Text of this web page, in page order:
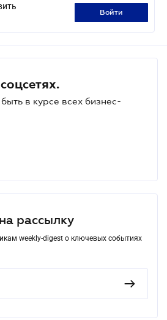
войти
в курсе всех бизнес-
рассылку
weekly-digest о ключевых событиях